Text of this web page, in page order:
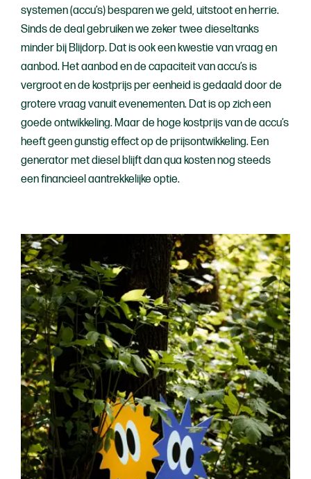
systemen (accu’s) besparen we geld, uitstoot en herrie.
Sinds de deal gebruiken we zeker twee dieseltanks
minder bij Blijdorp. Dat is ook een kwestie van vraag en
aanbod. Het aanbod en de capaciteit van accu’s is
vergroot en de kostprijs per eenheid is gedaald door de
grotere vraag vanuit evenementen. Dat is op zich een
goede ontwikkeling. Maar de hoge kostprijs van de accu’s
heeft geen gunstig effect op de prijsontwikkeling. Een
generator met diesel blijft dan qua kosten nog steeds
een financieel aantrekkelijke optie.